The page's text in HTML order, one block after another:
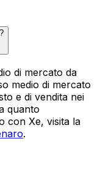
di mercato da
medio di mercato
e di vendita nei
quanto
con Xe, visita la
.